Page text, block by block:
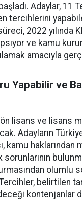
Adaylar, 11
tercihlerini
2022 yılında
ve kamu
amacıyla
Yapabilir ve
lisans ve lisans
Adayların
kamu haklarından
sorunlarının
olumlu
belirtilen
kontenjanlar